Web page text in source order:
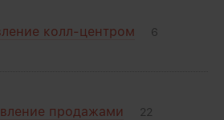
колл-центром 6
продажами 22